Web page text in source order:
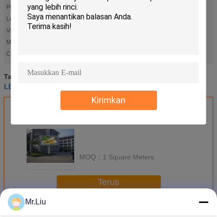
Kirimkan
Physical density:
Led chip:
smd3535
Viewing distance:
Max power consumption:
Cahaya Tinggi:
Tag: dipimpin panel luar ruangan
LED layar iklan outdoor
MOQ： 1 Square Meters
Terus
Lebih
Mr.Liu